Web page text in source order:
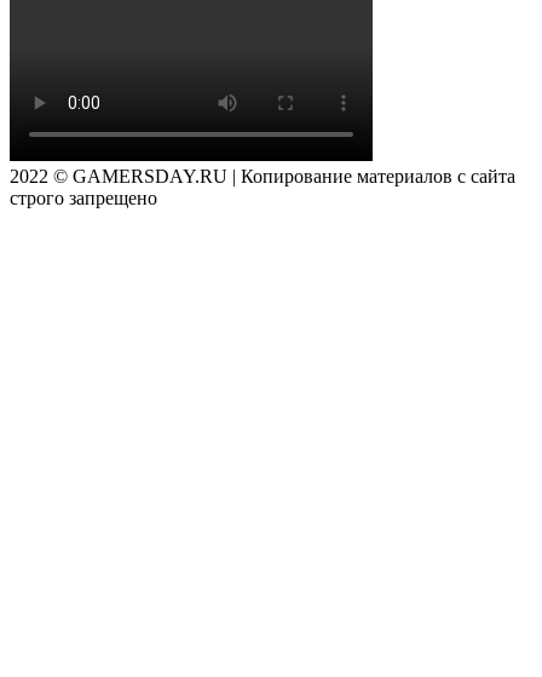
2022 © GAMERSDAY.RU | Копирование материалов с сайта
строго запрещено